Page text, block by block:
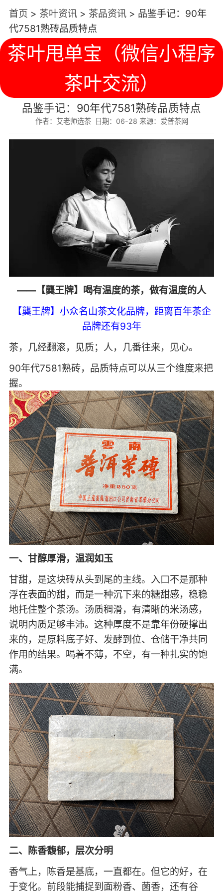
首页 > 茶叶资讯> 茶品资讯 > 品鉴手记：90年
代7581熟砖品质特点
茶叶甩单宝（微信小程序
茶叶交流）
品鉴手记：90年代7581熟砖品质特点
作者：艾老师选茶 日期：06-28 来源：爱普茶网
——【龑王牌】喝有温度的茶，做有温度的人
【龑王牌】小众名山茶文化品牌，距离百年茶企
品牌还有93年
茶，几经翻滚，见质；人，几番往来，见心。
90年代7581熟砖，品质特点可以从三个维度来把
握。
一、甘醇厚滑，温润如玉
甘甜，是这块砖从头到尾的主线。入口不是那种
浮在表面的甜，而是一种沉下来的糖甜感，稳稳
地托住整个茶汤。汤质稠滑，有清晰的米汤感，
说明内质足够丰沛。这种厚度不是靠年份硬撑出
来的，是原料底子好、发酵到位、仓储干净共同
作用的结果。喝着不薄，不空，有一种扎实的饱
满。
二、陈香馥郁，层次分明
香气上，陈香是基底，一直都在。但它的好，在
于变化。前段能捕捉到面粉香、菌香，还有谷